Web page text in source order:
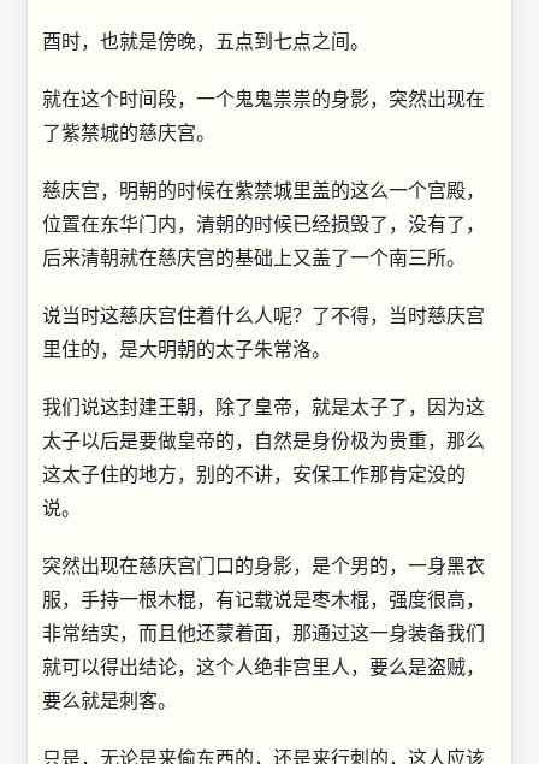
酉时，也就是傍晚，五点到七点之间。
就在这个时间段，一个鬼鬼祟祟的身影，突然出现在
了紫禁城的慈庆宫。
慈庆宫，明朝的时候在紫禁城里盖的这么一个宫殿，
位置在东华门内，清朝的时候已经损毁了，没有了，
后来清朝就在慈庆宫的基础上又盖了一个南三所。
说当时这慈庆宫住着什么人呢？了不得，当时慈庆宫
里住的，是大明朝的太子朱常洛。
我们说这封建王朝，除了皇帝，就是太子了，因为这
太子以后是要做皇帝的，自然是身份极为贵重，那么
这太子住的地方，别的不讲，安保工作那肯定没的
说。
突然出现在慈庆宫门口的身影，是个男的，一身黑衣
服，手持一根木棍，有记载说是枣木棍，强度很高，
非常结实，而且他还蒙着面，那通过这一身装备我们
就可以得出结论，这个人绝非宫里人，要么是盗贼，
要么就是刺客。
只是，无论是来偷东西的，还是来行刺的，这人应该